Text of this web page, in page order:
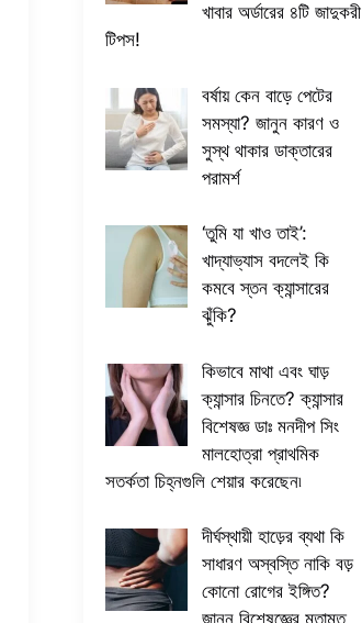
খাবার অর্ডারের ৪টি জাদুকরী
টিপস!
বর্ষায় কেন বাড়ে পেটের
সমস্যা? জানুন কারণ ও
সুস্থ থাকার ডাক্তারের
পরামর্শ
​‘তুমি যা খাও তাই’:
খাদ্যাভ্যাস বদলেই কি
কমবে স্তন ক্যান্সারের
ঝুঁকি?
কিভাবে মাথা এবং ঘাড়
ক্যান্সার চিনতে? ক্যান্সার
বিশেষজ্ঞ ডাঃ মনদীপ সিং
মালহোত্রা প্রাথমিক
সতর্কতা চিহ্নগুলি শেয়ার করেছেন৷
দীর্ঘস্থায়ী হাড়ের ব্যথা কি
সাধারণ অস্বস্তি নাকি বড়
কোনো রোগের ইঙ্গিত?
জানুন বিশেষজ্ঞের মতামত